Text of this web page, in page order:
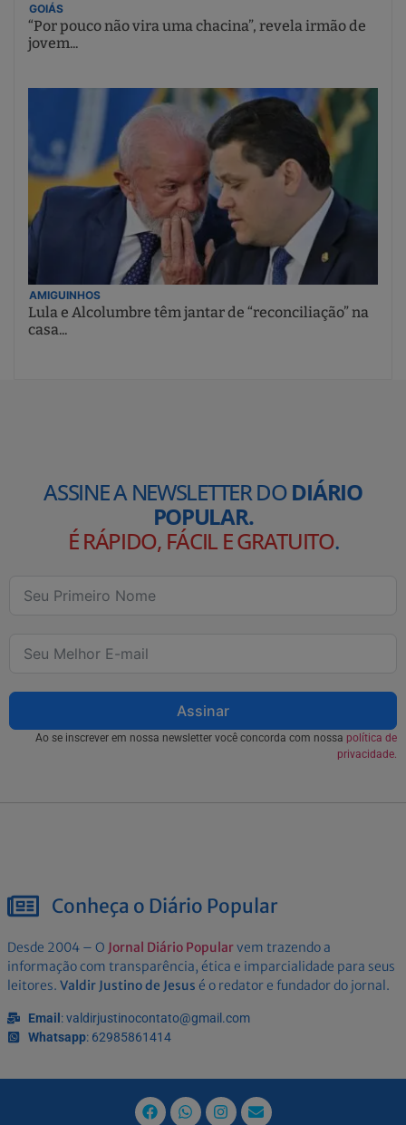
GOIÁS
“Por pouco não vira uma chacina”, revela irmão de
jovem...
AMIGUINHOS
Lula e Alcolumbre têm jantar de “reconciliação” na
casa...
ASSINE A NEWSLETTER DODIÁRIO
POPULAR.
É RÁPIDO, FÁCIL E GRATUITO.
Assinar
Ao se inscrever em nossa newsletter você concorda com nossa política de
privacidade.
Conheça o Diário Popular
Desde 2004 – O Jornal Diário Popularvem trazendo a
informação com transparência, ética e imparcialidade para seus
leitores. Valdir Justino de Jesus é o redator e fundador do jornal.
Email : valdirjustinocontato@gmail.com
Whatsapp: 62985861414